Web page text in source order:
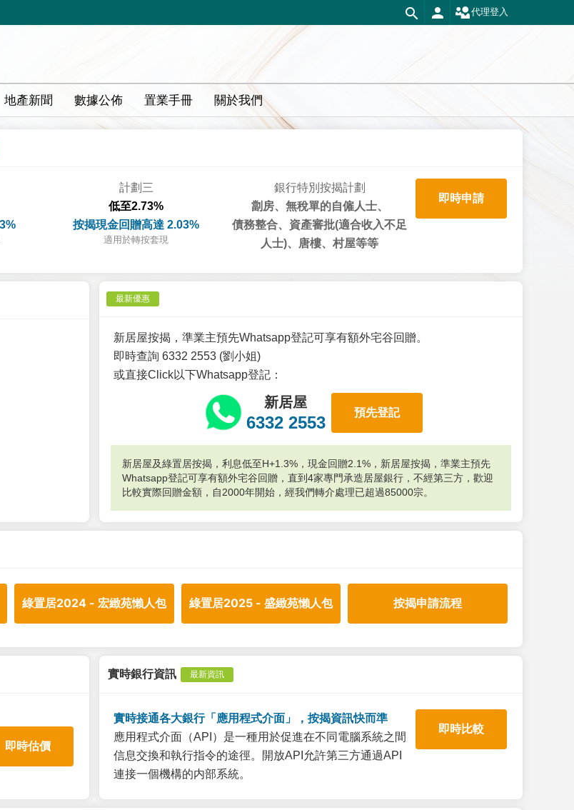
代理登入
地產新聞 數據公佈 置業手冊 關於我們
計劃三
低至2.73%
按揭現金回贈高達 2.03%
適用於轉按套現
銀行特別按揭計劃
劏房、無稅單的自僱人士、
債務整合、資產審批(適合收入不足
人士)、唐樓、村屋等等
即時申請
最新優惠
新居屋按揭，準業主預先Whatsapp登記可享有額外宅谷回贈。
即時查詢 6332 2553 (劉小姐)
或直接Click以下Whatsapp登記：
新居屋
6332 2553
預先登記
新居屋及綠置居按揭，利息低至H+1.3%，現金回贈2.1%，新居屋按揭，準業主預先
Whatsapp登記可享有額外宅谷回贈，直到4家專門承造居屋銀行，不經第三方，歡迎
比較實際回贈金額，自2000年開始，經我們轉介處理已超過85000宗。
綠置居2024 - 宏緻苑懶人包 綠置居2025 - 盛緻苑懶人包 按揭申請流程
即時估價
實時銀行資訊 最新資訊
實時接通各大銀行「應用程式介面」，按揭資訊快而準
應用程式介面（API）是一種用於促進在不同電腦系統之間
信息交換和執行指令的途徑。開放API允許第三方通過API
連接一個機構的内部系統。
即時比較